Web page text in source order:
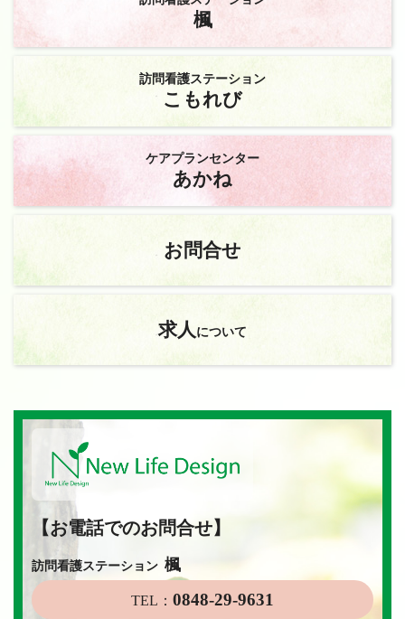
楓
訪問看護ステーション
こもれび
ケアプランセンター
あかね
お問合せ
求人 について
【お電話でのお問合せ】
訪問看護ステーション 楓
TEL： 0848-29-9631